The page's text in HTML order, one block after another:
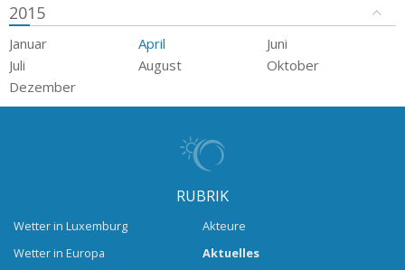
2015
Januar April
Juni
Juli
August
Oktober
Dezember
RUBRIK
Wetter in Luxemburg
Wetter in Europa
Akteure
Aktuelles